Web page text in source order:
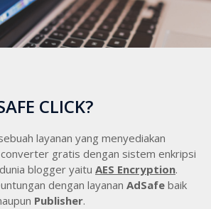
CLICK?
layanan yang menyediakan
gratis dengan sistem enkripsi
blogger yaitu AES Encryption.
dengan layanan AdSafe baik
Publisher.